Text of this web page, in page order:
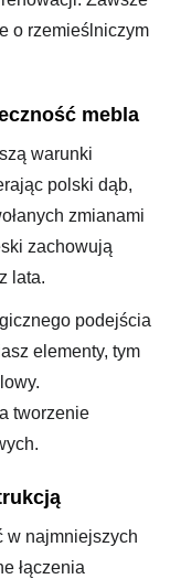
o rzemieślniczym
mebla
warunki
polski dąb,
zmianami
zachowują
lata.
podejścia
elementy, tym
tworzenie
w najmniejszych
łączenia